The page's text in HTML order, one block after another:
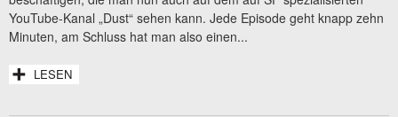
YouTube-Kanal „Dust“ sehen kann. Jede Episode geht knapp zehn
Minuten, am Schluss hat man also einen...
LESEN